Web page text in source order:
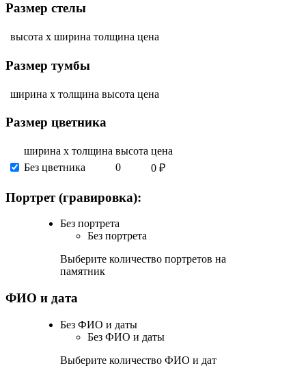
Размер стелы
высота х ширина толщина цена
Размер тумбы
ширина х толщина высота цена
Размер цветника
ширина х толщина высота цена
Без цветника
0 0 ₽
Портрет (гравировка):
Без портрета
Без портрета
Выберите количество портретов на
памятник
ФИО и дата
Без ФИО и даты
Без ФИО и даты
Выберите количество ФИО и дат